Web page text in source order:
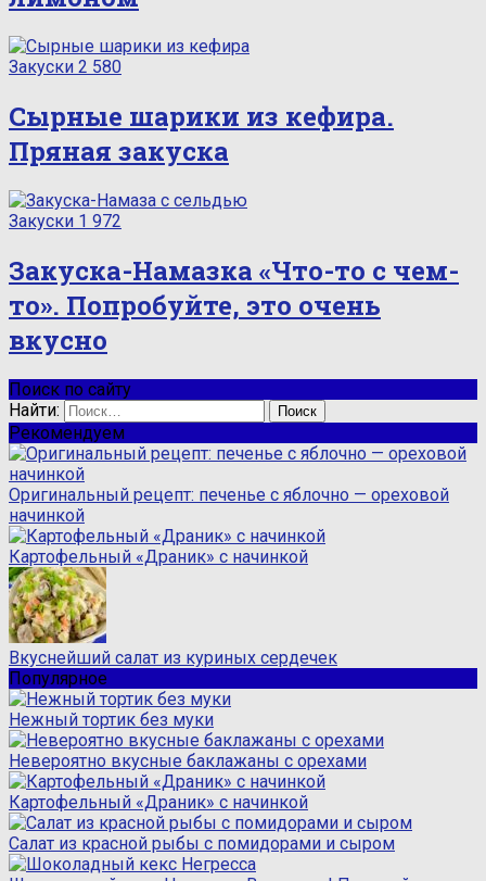
Закуски 2 580
Сырные шарики из кефира.
Пряная закуска
Закуски 1 972
Закуска-Намазка «Что-то с чем-
то». Попробуйте, это очень
вкусно
Поиск по сайту
Найти:
Рекомендуем
Оригинальный рецепт: печенье с яблочно — ореховой
начинкой
Картофельный «Драник» с начинкой
Вкуснейший салат из куриных сердечек
Популярное
Нежный тортик без муки
Невероятно вкусные баклажаны с орехами
Картофельный «Драник» с начинкой
Салат из красной рыбы с помидорами и сыром